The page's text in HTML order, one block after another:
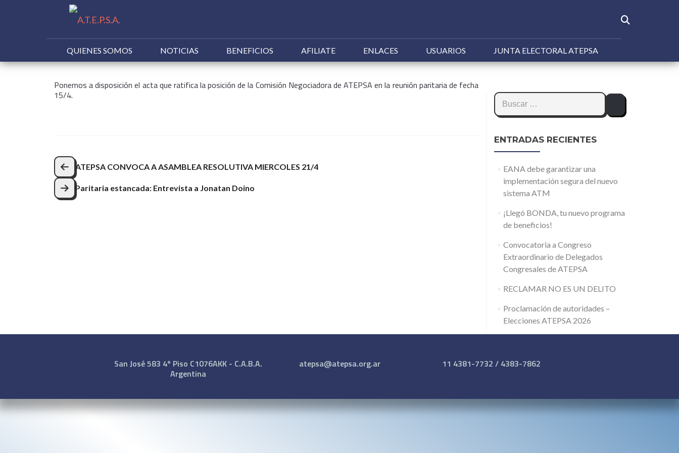
al
contenido
QUIENES SOMOS NOTICIAS BENEFICIOS AFILIATE ENLACES USUARIOS JUNTA ELECTORAL ATEPSA
Ponemos a disposición el acta que ratifica la posición de la Comisión Negociadora de ATEPSA en la reunión paritaria de fecha
15/4.
Navegación
de
entradas
ATEPSA CONVOCA A ASAMBLEA RESOLUTIVA MIERCOLES 21/4
Paritaria estancada: Entrevista a Jonatan Doino
Buscar:
ENTRADAS RECIENTES
EANA debe garantizar una
implementación segura del nuevo
sistema ATM
¡Llegó BONDA, tu nuevo programa
de beneficios!
Convocatoria a Congreso
Extraordinario de Delegados
Congresales de ATEPSA
RECLAMAR NO ES UN DELITO
Proclamación de autoridades –
Elecciones ATEPSA 2026
San José 583 4º Piso C1076AKK - C.A.B.A.
Argentina
atepsa@atepsa.org.ar 11 4381-7732 / 4383-7862